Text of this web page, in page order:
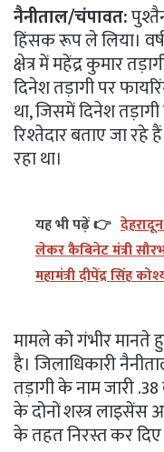
नैनीताल/चंपावत:
हिंसक रूप ले लिया।
क्षेत्र में महेंद्र कुमार
दिनेश तड़ागी पर
था, जिसमें दिनेश
रिश्तेदार बताए जा
रहा था।
यह भी पढ़ें 👉
लेकर कैबिनेट मंत्री
महामंत्री दीपेंद्र सिंह
मामले को गंभीर मानते
है। जिलाधिकारी
तड़ागी के नाम जारी
के दोनों शस्त्र लाइसेंस
के तहत निरस्त कर दिए